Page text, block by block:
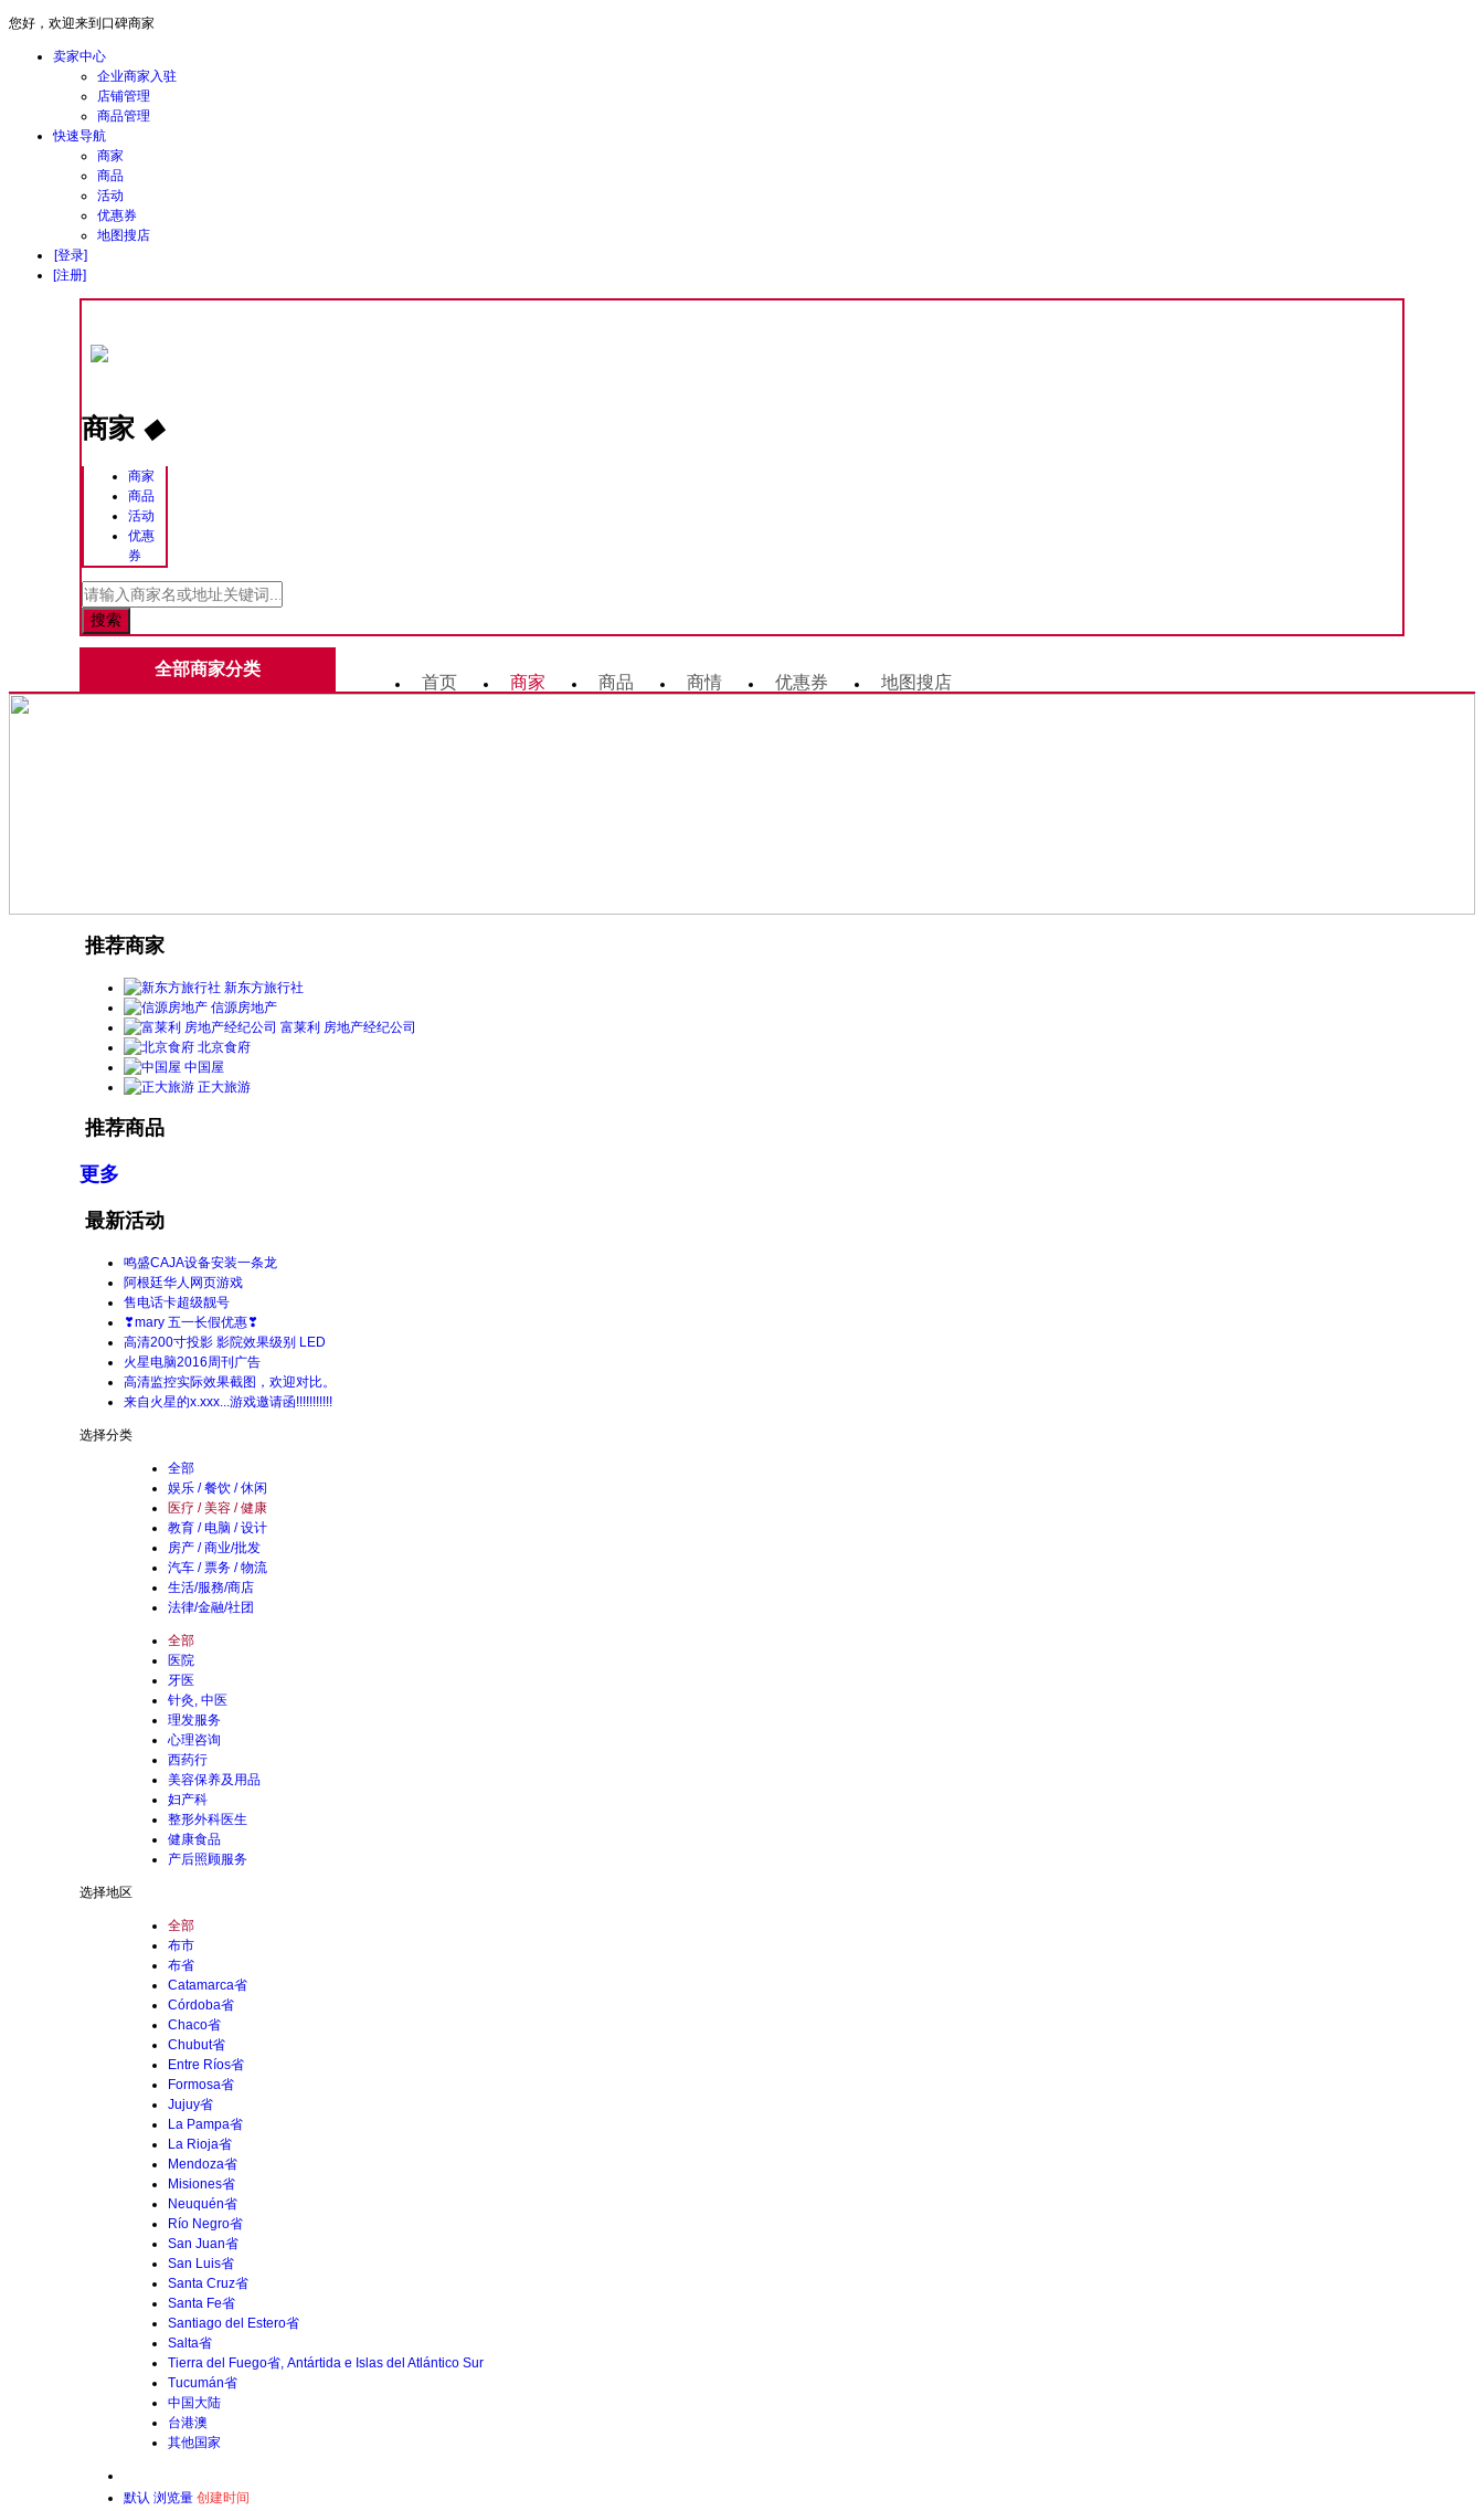
您好，欢迎来到口碑商家
卖家中心
企业商家入驻
店铺管理
商品管理
快速导航
商家
商品
活动
优惠券
地图搜店
[登录]
[注册]
商家 ◆
商家
商品
活动
优惠
券
全部商家分类
首页 商家 商品 商情 优惠券 地图搜店
推荐商家
新东方旅行社
信源房地产
富莱利 房地产经纪公司
北京食府
中国屋
正大旅游
推荐商品
更多
最新活动
鸣盛CAJA设备安装一条龙
阿根廷华人网页游戏
售电话卡超级靓号
❣mary 五一长假优惠❣
高清200寸投影 影院效果级别 LED
火星电脑2016周刊广告
高清监控实际效果截图，欢迎对比。
来自火星的x.xxx...游戏邀请函!!!!!!!!!!!
选择分类
全部
娱乐 / 餐饮 / 休闲
医疗 / 美容 / 健康
教育 / 电脑 / 设计
房产 / 商业/批发
汽车 / 票务 / 物流
生活/服務/商店
法律/金融/社团
全部
医院
牙医
针灸, 中医
理发服务
心理咨询
西药行
美容保养及用品
妇产科
整形外科医生
健康食品
产后照顾服务
选择地区
全部
布市
布省
Catamarca省
Córdoba省
Chaco省
Chubut省
Entre Ríos省
Formosa省
Jujuy省
La Pampa省
La Rioja省
Mendoza省
Misiones省
Neuquén省
Río Negro省
San Juan省
San Luis省
Santa Cruz省
Santa Fe省
Santiago del Estero省
Salta省
Tierra del Fuego省, Antártida e Islas del Atlántico Sur
Tucumán省
中国大陆
台港澳
其他国家
默认 浏览量 创建时间